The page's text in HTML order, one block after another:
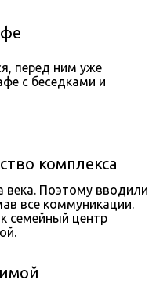
перед ним уже
с беседками и
комплекса
века. Поэтому вводили
все коммуникации.
семейный центр